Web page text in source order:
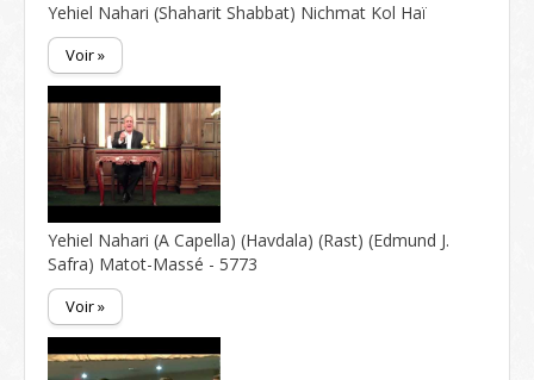
Yehiel Nahari (Shaharit Shabbat) Nichmat Kol Haï
Voir »
Yehiel Nahari (A Capella) (Havdala) (Rast) (Edmund J.
Safra) Matot-Massé - 5773
Voir »